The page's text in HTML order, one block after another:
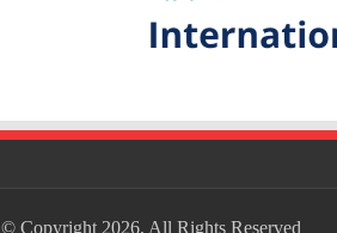
© Copyright 2026, All Rights Reserved